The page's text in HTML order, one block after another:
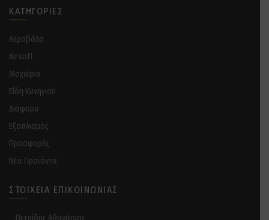
ΚΑΤΗΓΟΡΊΕΣ
Αεροβόλα
Airsoft
Μαχαίρια
Είδη Κυνηγιού
Διάφορα
Eξοπλισμός
Προσφορές
Νέα Προϊόντα
ΣΤΟΙΧΕΊΑ ΕΠΙΚΟΙΝΩΝΊΑΣ